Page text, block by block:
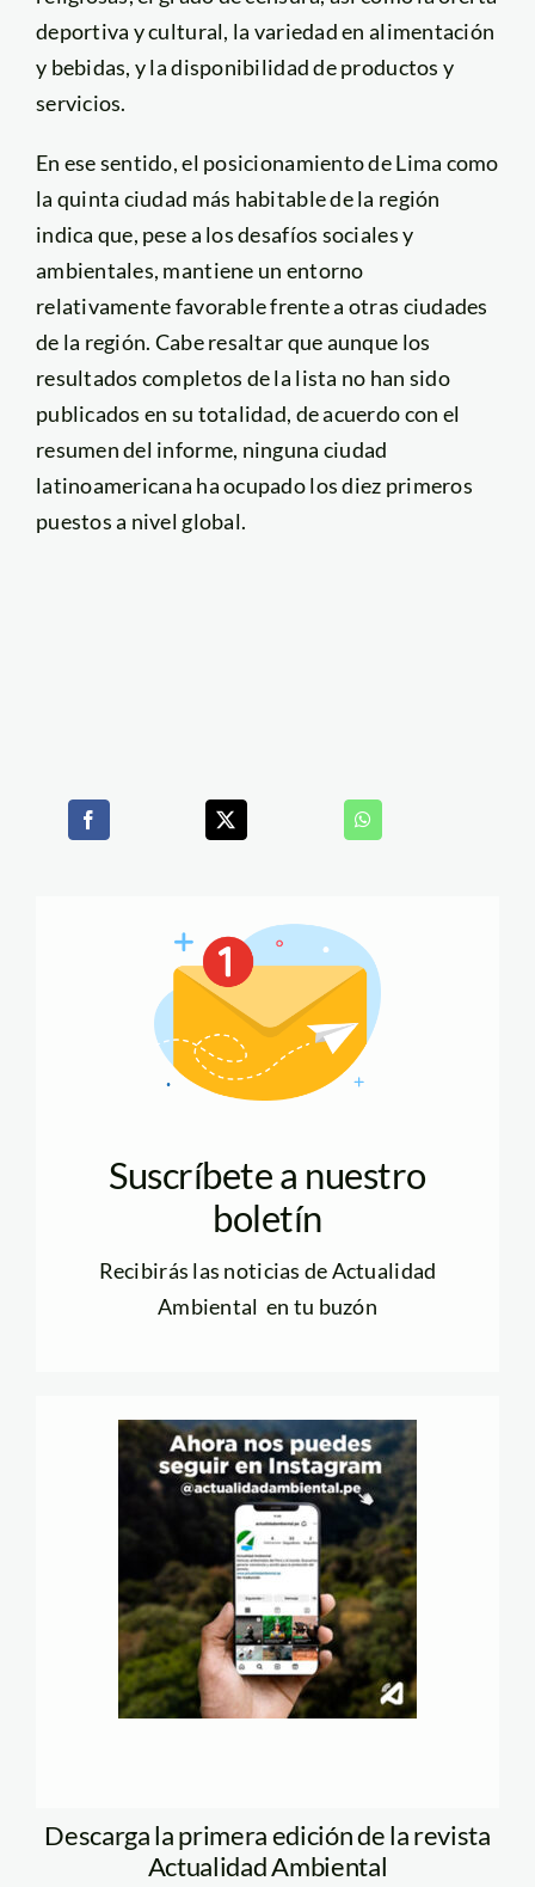
deportiva y cultural, la variedad en alimentación
y bebidas, y la disponibilidad de productos y
servicios.
En ese sentido, el posicionamiento de Lima como
la quinta ciudad más habitable de la región
indica que, pese a los desafíos sociales y
ambientales, mantiene un entorno
relativamente favorable frente a otras ciudades
de la región. Cabe resaltar que aunque los
resultados completos de la lista no han sido
publicados en su totalidad, de acuerdo con el
resumen del informe, ninguna ciudad
latinoamericana ha ocupado los diez primeros
puestos a nivel global.
Suscríbete a nuestro
boletín
Recibirás las noticias de Actualidad
Ambiental en tu buzón
Descarga la primera edición de la revista
Actualidad Ambiental